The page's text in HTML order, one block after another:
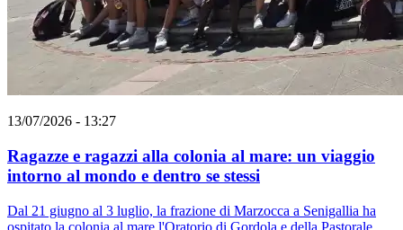
13/07/2026 - 13:27
Ragazze e ragazzi alla colonia al mare: un viaggio
intorno al mondo e dentro se stessi
Dal 21 giugno al 3 luglio, la frazione di Marzocca a Senigallia ha
ospitato la colonia al mare l'Oratorio di Gordola e della Pastorale